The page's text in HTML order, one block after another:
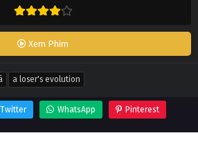
Xem Phim
a loser's evolution
Twitter WhatsApp Pinterest